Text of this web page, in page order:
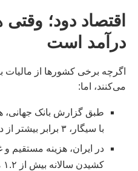
اقتصاد دود؛ وقتی
درآمد است
اگرچه برخی کشورها از مالیات
می‌کنند، اما:
طبق گزارش بانک جهانی،
با سیگار، ۳ برابر بیشتر از درآمد مالیاتی آن‌هاست.
در ایران، هزینه مستقیم
کشیدن سالانه بیش از ۱.۲ میلیارد دلار برآورد شده است.